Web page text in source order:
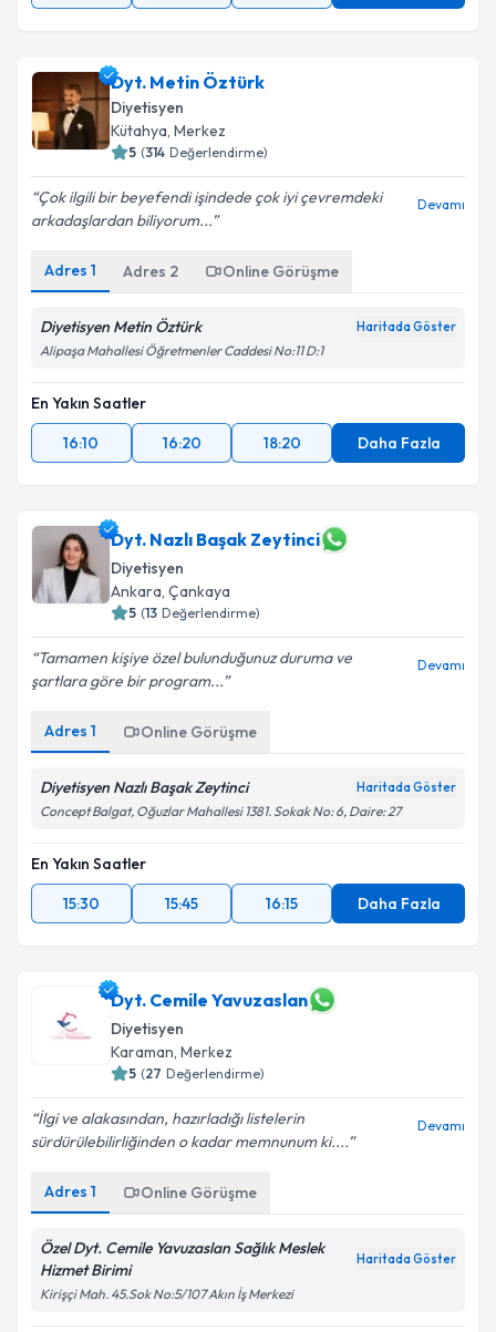
Dyt. Metin Öztürk
Diyetisyen
Kütahya, Merkez
5 (314 Değerlendirme)
Çok ilgili bir beyefendi işindede çok iyi çevremdeki
arkadaşlardan biliyorum...
Devamı
Adres 1 Adres 2 Online Görüşme
Diyetisyen Metin Öztürk Haritada Göster
Alipaşa Mahallesi Öğretmenler Caddesi No:11 D:1
En Yakın Saatler
16:10
16:20 18:20 Daha Fazla
Dyt. Nazlı Başak Zeytinci
Diyetisyen
Ankara, Çankaya
5 (13 Değerlendirme)
Tamamen kişiye özel bulunduğunuz duruma ve
şartlara göre bir program...
Devamı
Adres 1 Online Görüşme
Diyetisyen Nazlı Başak Zeytinci Haritada Göster
Concept Balgat, Oğuzlar Mahallesi 1381. Sokak No: 6, Daire: 27
En Yakın Saatler
15:30
15:45 16:15 Daha Fazla
Dyt. Cemile Yavuzaslan
Diyetisyen
Karaman, Merkez
5 (27 Değerlendirme)
İlgi ve alakasından, hazırladığı listelerin
sürdürülebilirliğinden o kadar memnunum ki....
Devamı
Adres 1 Online Görüşme
Özel Dyt. Cemile Yavuzaslan Sağlık Meslek
Hizmet Birimi
Haritada Göster
Kirişçi Mah. 45.Sok No:5/107 Akın İş Merkezi